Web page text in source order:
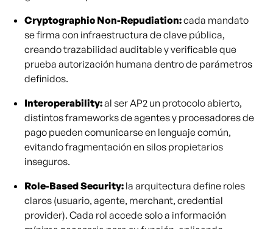
Cryptographic Non-Repudiation:cada mandato
se firma con infraestructura de clave pública,
creando trazabilidad auditable y verificable que
prueba autorización humana dentro de parámetros
definidos.
Interoperability:al ser AP2 un protocolo abierto,
distintos frameworks de agentes y procesadores de
pago pueden comunicarse en lenguaje común,
evitando fragmentación en silos propietarios
inseguros.
Role-Based Security: la arquitectura define roles
claros (usuario, agente, merchant, credential
provider). Cada rol accede solo a información